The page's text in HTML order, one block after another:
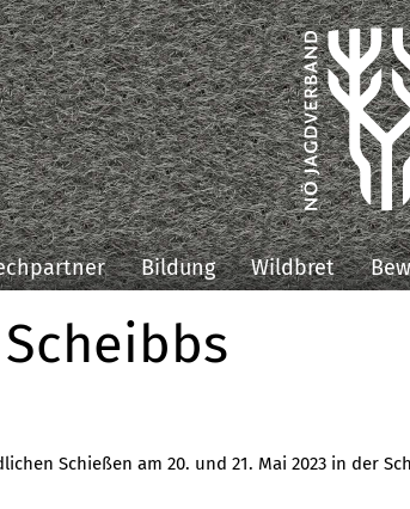
Bildung Wildbret
Schießen am 20. und 21. Mai 2023 in der